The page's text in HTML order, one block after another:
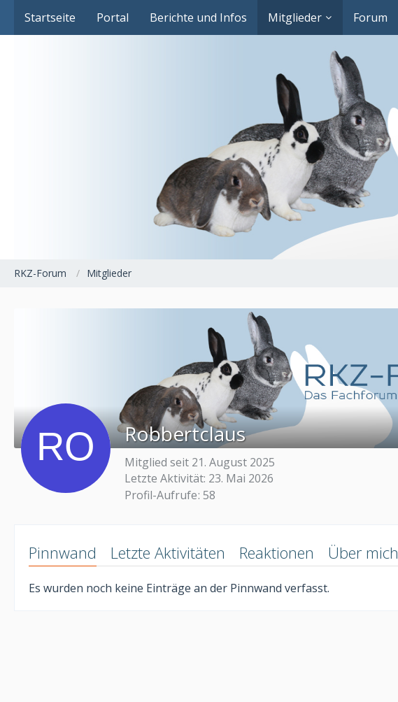
Startseite Portal Berichte und Infos Mitglieder Forum
RKZ-Forum Mitglieder
Robbertclaus
Mitglied seit 21. August 2025
Letzte Aktivität: 23. Mai 2026
Profil-Aufrufe 58
Pinnwand Letzte Aktivitäten Reaktionen Über mich
Es wurden noch keine Einträge an der Pinnwand verfasst.